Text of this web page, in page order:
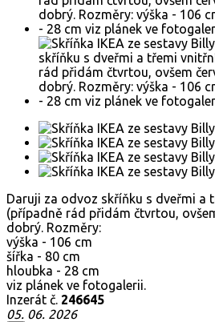
Daruji za odvoz skříňku s dveřmi a
(případně rád přidám čtvrtou,
dobrý. Rozměry:
výška - 106 cm
šířka - 80 cm
hloubka - 28 cm
viz plánek ve fotogalerii.
Inzerát č. 246645
05. 06. 2026